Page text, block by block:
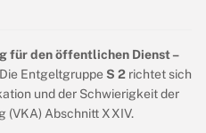
für den öffentlichen Dienst –
Entgeltgruppe S 2 richtet sich
und der Schwierigkeit der
(VKA) Abschnitt XXIV.